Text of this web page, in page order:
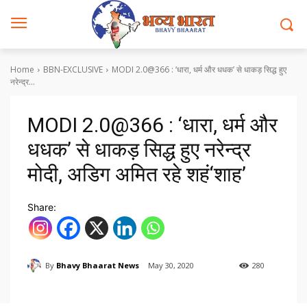
Home BBN-EXCLUSIVE
MODI 2.0@366 : ‘धारा, धर्म और धधक’ से धाकड़ सिद्ध हुए
नरेन्द्र...
MODI 2.0@366 : ‘धारा, धर्म और
धधक’ से धाकड़ सिद्ध हुए नरेन्द्र
मोदी, अडिग अमित रहे शहं‘शाह’
Share:
By Bhavy Bhaarat News May 30, 2020 280